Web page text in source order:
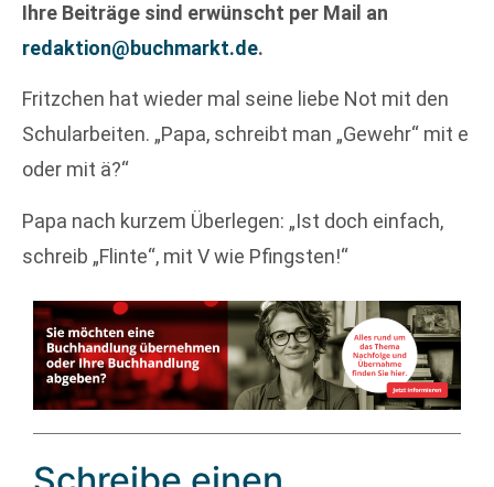
Ihre Beiträge sind erwünscht per Mail an
redaktion@buchmarkt.de.
Fritzchen hat wieder mal seine liebe Not mit den
Schularbeiten. „Papa, schreibt man „Gewehr“ mit e
oder mit ä?“
Papa nach kurzem Überlegen: „Ist doch einfach,
schreib „Flinte“, mit V wie Pfingsten!“